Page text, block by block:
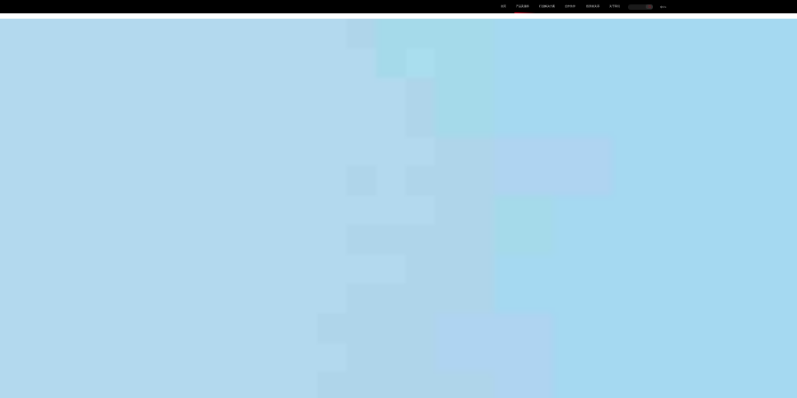
首页 产品及服务 行业解决方案 合作伙伴 投资者关系 关于我们 中EN